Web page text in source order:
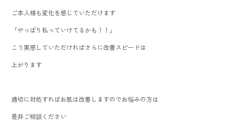
ご本人様も変化を感じていただけます
「やっぱり私っていけてるかも！！」
こう実感していただければさらに改善スピードは
上がります
適切に対処すればお肌は改善しますのでお悩みの方は
是非ご相談ください